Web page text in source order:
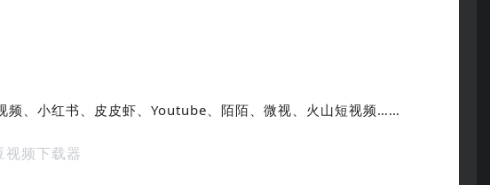
频、小红书、皮皮虾、Youtube、陌陌、微视、火山短视频……